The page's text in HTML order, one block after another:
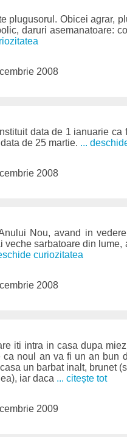
plugusorul. Obicei agrar,
daruri asemanatoare:
2008
data de 1 ianuarie ca
de 25 martie. ...
2008
Nou, avand in
sarbatoare din lume,
curiozitatea
2008
iti intra in casa dupa
noul an va fi un an bun
un barbat inalt, brunet
iar daca ... citește tot
2009